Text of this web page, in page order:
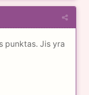
punktas. Jis yra